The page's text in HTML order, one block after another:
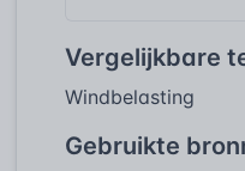
Vergelijkbare
Windbelasting
Gebruikte